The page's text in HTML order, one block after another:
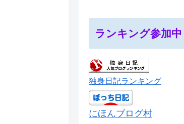
ランキング参加中
独身日記ランキング
にほんブログ村